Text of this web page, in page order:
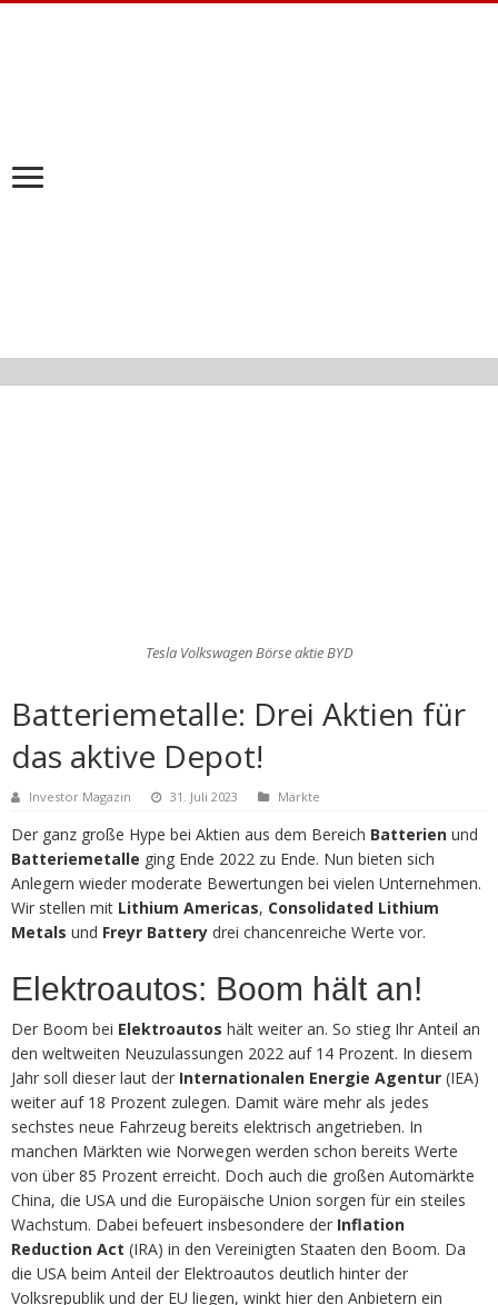
Tesla Volkswagen Börse aktie BYD
Batteriemetalle: Drei Aktien für
das aktive Depot!
Investor Magazin 31. Juli 2023 Märkte
Der ganz große Hype bei Aktien aus dem Bereich Batterien und
Batteriemetalle ging Ende 2022 zu Ende. Nun bieten sich
Anlegern wieder moderate Bewertungen bei vielen Unternehmen.
Wir stellen mit Lithium Americas, Consolidated Lithium
Metals und Freyr Battery drei chancenreiche Werte vor.
Elektroautos: Boom hält an!
Der Boom bei Elektroautos hält weiter an. So stieg Ihr Anteil an
den weltweiten Neuzulassungen 2022 auf 14 Prozent. In diesem
Jahr soll dieser laut der Internationalen Energie Agentur (IEA)
weiter auf 18 Prozent zulegen. Damit wäre mehr als jedes
sechstes neue Fahrzeug bereits elektrisch angetrieben. In
manchen Märkten wie Norwegen werden schon bereits Werte
von über 85 Prozent erreicht. Doch auch die großen Automärkte
China, die USA und die Europäische Union sorgen für ein steiles
Wachstum. Dabei befeuert insbesondere der Inflation
Reduction Act (IRA) in den Vereinigten Staaten den Boom. Da
die USA beim Anteil der Elektroautos deutlich hinter der
Volksrepublik und der EU liegen, winkt hier den Anbietern ein